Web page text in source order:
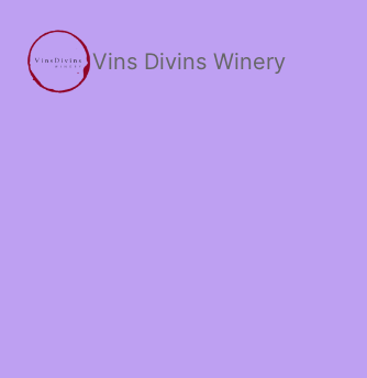
content
Vins Divins Winery